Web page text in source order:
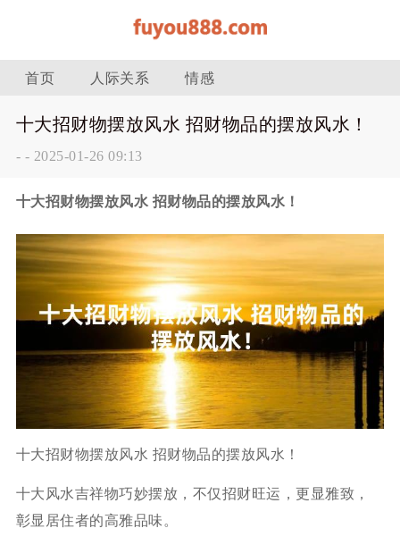
首页 人际关系 情感
十大招财物摆放风水 招财物品的摆放风水！
- - 2025-01-26 09:13
十大招财物摆放风水 招财物品的摆放风水！
十大招财物摆放风水 招财物品的摆放风水！
十大风水吉祥物巧妙摆放，不仅招财旺运，更显雅致，
彰显居住者的高雅品味。